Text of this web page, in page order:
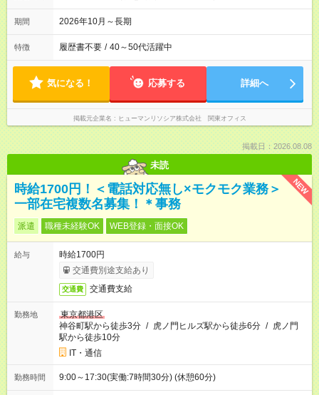
期間 2026年10月～長期
特徴 履歴書不要 / 40～50代活躍中
気になる！ 応募する 詳細へ
掲載元企業名 ヒューマンリソシア株式会社 関東オフィス
掲載日：2026.08.08
未読
NEW
時給1700円！＜電話対応無し×モクモク業務＞
一部在宅複数名募集！＊事務
派遣 職種未経験OK WEB登録・面接OK
給与
時給1700円
交通費別途支給あり
交通費 交通費支給
勤務地
東京都港区
神谷町駅から徒歩3分 / 虎ノ門ヒルズ駅から徒歩6分 / 虎ノ門
駅から徒歩10分
IT・通信
勤務時間 9:00～17:30(実働:7時間30分) (休憩60分)